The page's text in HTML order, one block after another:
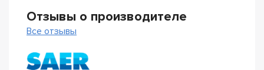
Отзывы о производителе
Все отзывы